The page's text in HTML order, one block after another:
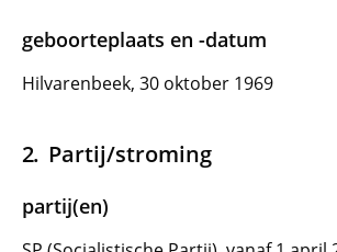
geboorteplaats en -datum
Hilvarenbeek, 30 oktober 1969
Partij/stroming
partij(en)